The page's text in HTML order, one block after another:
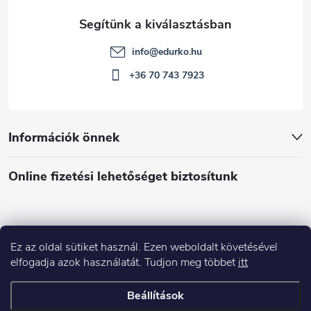
Ez az oldal sütiket használ. Ezen weboldalt követésével
elfogadja azok használatát. Tudjon meg többet itt
Beállítások
Információk önnek
Online fizetési lehetőséget biztosítunk
Á
r
u
info@edurko.hu
+36 70 743 7923